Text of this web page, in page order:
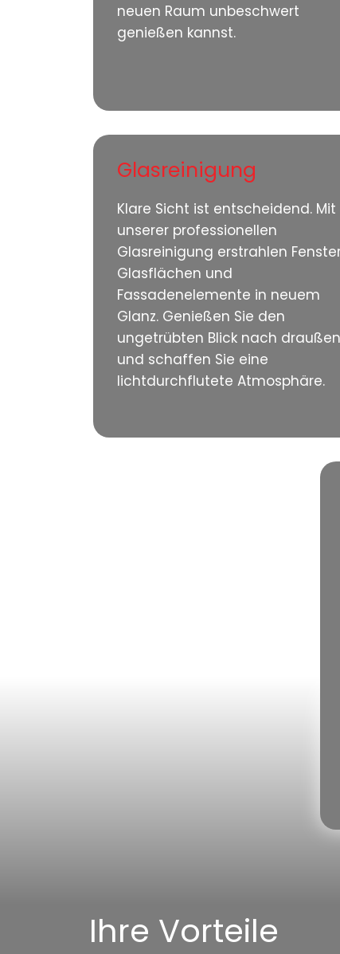
neuen Raum unbeschwert
genießen kannst.
Glasreinigung
Klare Sicht ist entscheidend. Mit
unserer professionellen
Glasreinigung erstrahlen
Glasflächen und
Fassadenelemente in neuem
Glanz. Genießen Sie den
ungetrübten Blick nach draußen
und schaffen Sie eine
lichtdurchflutete Atmosphäre.
Ihre Vorteile